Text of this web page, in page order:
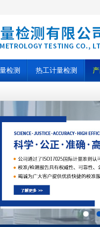
检测 热工计量检测